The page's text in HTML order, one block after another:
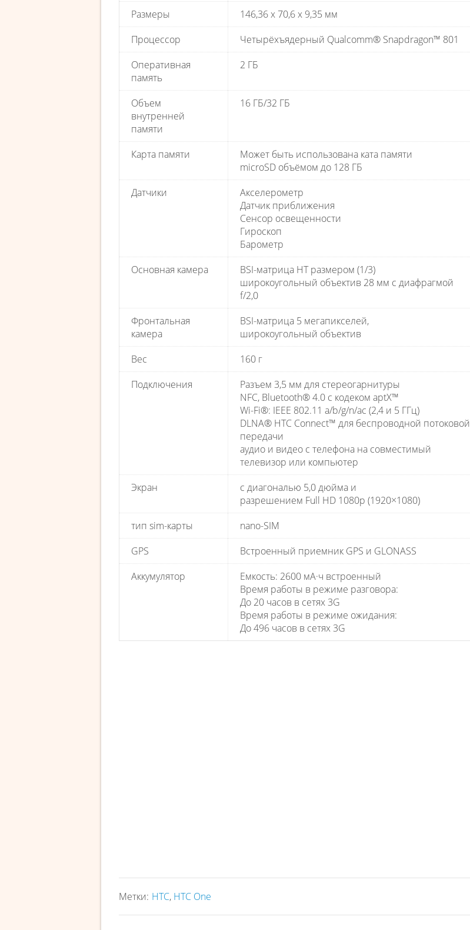
Размеры
146,36 x 70,6 x 9,35 мм
Процессор
Четырёхъядерный Qualcomm® Snapdragon™ 801
Оперативная
память
2 ГБ
Объем
внутренней
памяти
16 ГБ/32 ГБ
Карта памяти
Может быть использована ката памяти
microSD объёмом до 128 ГБ
Датчики
Акселерометр
Датчик приближения
Сенсор освещенности
Гироскоп
Барометр
Основная камера
BSI-матрица HT размером (1/3)
широкоугольный объектив 28 мм с диафрагмой
f/2,0
Фронтальная
камера
BSI-матрица 5 мегапикселей,
широкоугольный объектив
Вес
160 г
Подключения
Разъем 3,5 мм для стереогарнитуры
NFC, Bluetooth® 4.0 с кодеком aptX™
Wi-Fi®: IEEE 802.11 a/b/g/n/ac (2,4 и 5 ГГц)
DLNA® HTC Connect™ для беспроводной потоковой
передачи
аудио и видео с телефона на совместимый
телевизор или компьютер
Экран
с диагональю 5,0 дюйма и
разрешением Full HD 1080p (1920×1080)
тип sim-карты
nano-SIM
GPS
Встроенный приемник GPS и GLONASS
Аккумулятор
Емкость: 2600 мА·ч встроенный
Время работы в режиме разговора:
До 20 часов в сетях 3G
Время работы в режиме ожидания:
До 496 часов в сетях 3G
Метки: HTC, HTC One